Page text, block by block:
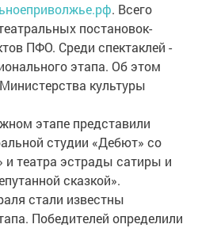
. Всего
постановок-
ПФО. Среди спектаклей -
этапа. Об этом
культуры
этапе представили
студии «Дебют» со
и театра эстрады сатиры и
сказкой».
стали известны
Победителей определили